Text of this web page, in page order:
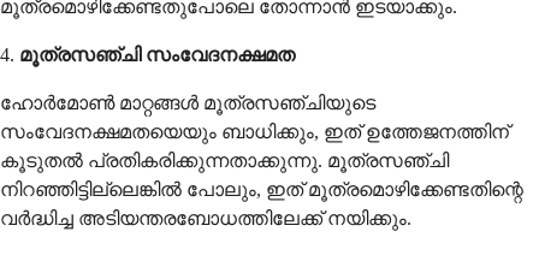
മൂത്രമൊഴിക്കേണ്ടതുപോലെ തോന്നാൻ ഇടയാക്കും.
4. മൂത്രസഞ്ചി സംവേദനക്ഷമത
ഹോർമോൺ മാറ്റങ്ങൾ മൂത്രസഞ്ചിയുടെ
സംവേദനക്ഷമതയെയും ബാധിക്കും, ഇത് ഉത്തേജനത്തിന്
കൂടുതൽ പ്രതികരിക്കുന്നതാക്കുന്നു. മൂത്രസഞ്ചി
നിറഞ്ഞിട്ടില്ലെങ്കിൽ പോലും, ഇത് മൂത്രമൊഴിക്കേണ്ടതിന്റെ
വർദ്ധിച്ച അടിയന്തരബോധത്തിലേക്ക് നയിക്കും.